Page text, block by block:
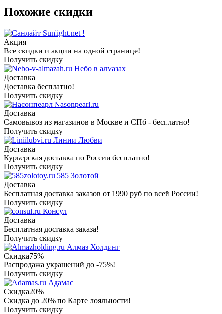
Похожие скидки
Sunlight.net !
Акция
Все скидки и акции на одной странице!
Получить скидку
Небо в алмазах
Доставка
Доставка бесплатно!
Получить скидку
Nasonpearl.ru
Доставка
Самовывоз из магазинов в Москве и СПб - бесплатно!
Получить скидку
Линии Любви
Доставка
Курьерская доставка по России бесплатно!
Получить скидку
585 Золотой
Доставка
Бесплатная доставка заказов от 1990 руб по всей России!
Получить скидку
Консул
Доставка
Бесплатная доставка заказа!
Получить скидку
Алмаз Холдинг
Скидка75%
Распродажа украшений до -75%!
Получить скидку
Адамас
Скидка20%
Скидка до 20% по Карте лояльности!
Получить скидку